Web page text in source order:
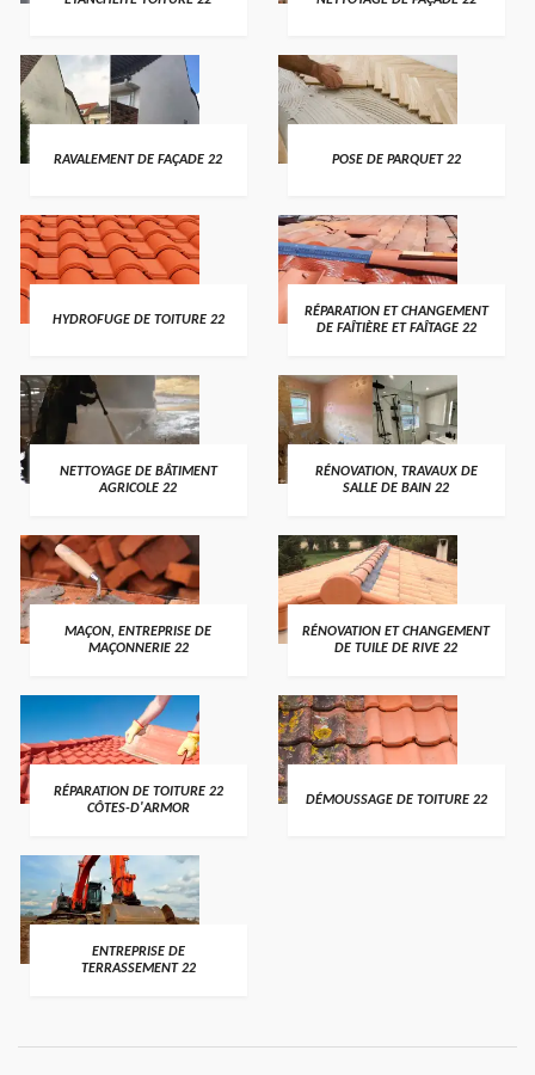
RAVALEMENT DE FAÇADE 22 POSE DE PARQUET 22
HYDROFUGE DE TOITURE 22
RÉPARATION ET CHANGEMENT
DE FAÎTIÈRE ET FAÎTAGE 22
NETTOYAGE DE BÂTIMENT
AGRICOLE 22
RÉNOVATION, TRAVAUX DE
SALLE DE BAIN 22
MAÇON, ENTREPRISE DE
MAÇONNERIE 22
RÉNOVATION ET CHANGEMENT
DE TUILE DE RIVE 22
RÉPARATION DE TOITURE 22
CÔTES-D'ARMOR
DÉMOUSSAGE DE TOITURE 22
ENTREPRISE DE
TERRASSEMENT 22